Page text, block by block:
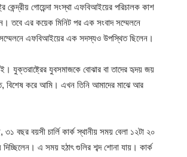
কেন্দ্রীয় গোয়েন্দা সংস্থা এফবিআইয়ের পরিচালক কাশ
তবে এর কয়েক মিনিট পর এক সংবাদ সম্মেলনে
এফবিআইয়ের এক সদস্যও উপস্থিত ছিলেন।
যুক্তরাষ্ট্রের যুবসমাজকে বোঝার বা তাদের হৃদয় জয়
বিশেষ করে আমি। এখন তিনি আমাদের মাঝে আর
বছর বয়সী চার্লি কার্ক স্থানীয় সময় বেলা ১২টা ২০
দিচ্ছিলেন। এ সময় হঠাৎ গুলির শব্দ শোনা যায়। কার্ক